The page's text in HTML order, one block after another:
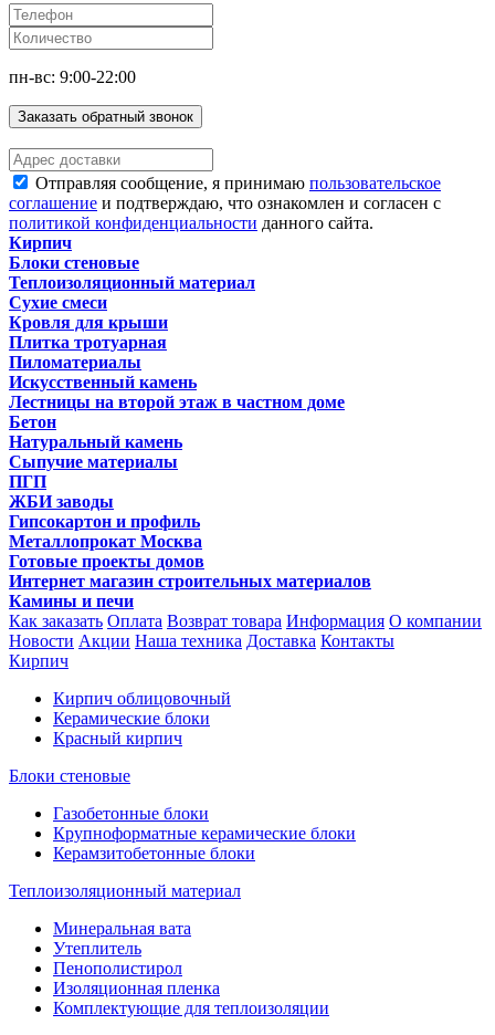
пн-вс: 9:00-22:00
Заказать обратный звонок
Отправляя сообщение, я принимаю пользовательское
соглашение и подтверждаю, что ознакомлен и согласен с
политикой конфиденциальности данного сайта.
Кирпич
Блоки стеновые
Теплоизоляционный материал
Сухие смеси
Кровля для крыши
Плитка тротуарная
Пиломатериалы
Искусственный камень
Лестницы на второй этаж в частном доме
Бетон
Натуральный камень
Сыпучие материалы
ПГП
ЖБИ заводы
Гипсокартон и профиль
Металлопрокат Москва
Готовые проекты домов
Интернет магазин строительных материалов
Камины и печи
Как заказать Оплата Возврат товара Информация О компании
Новости Акции Наша техника Доставка Контакты
Кирпич
Кирпич облицовочный
Керамические блоки
Красный кирпич
Блоки стеновые
Газобетонные блоки
Крупноформатные керамические блоки
Керамзитобетонные блоки
Теплоизоляционный материал
Минеральная вата
Утеплитель
Пенополистирол
Изоляционная пленка
Комплектующие для теплоизоляции